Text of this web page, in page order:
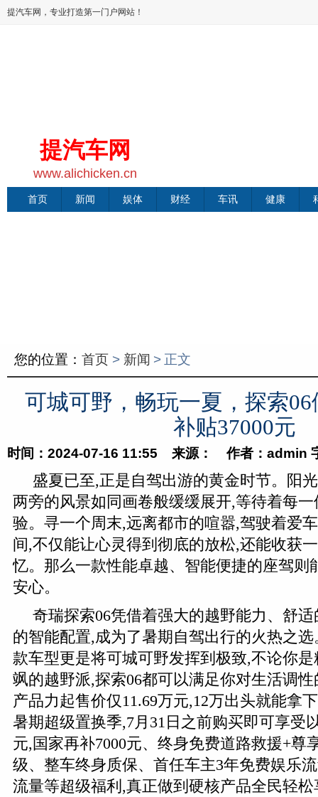
提汽车网，专业打造第一门户网站！
提汽车网
www.alichicken.cn
首页 新闻 娱体 财经 车讯 健康
您的位置： 首页 > 新闻 > 正文
可城可野，畅玩一夏，探索
补贴37000元
时间：2024-07-16 11:55 来源： 作者：admin
盛夏已至,正是自驾出游的黄金时节。阳
两旁的风景如同画卷般缓缓展开,等待着每
验。寻一个周末,远离都市的喧嚣,驾驶着爱
间,不仅能让心灵得到彻底的放松,还能收获
忆。那么一款性能卓越、智能便捷的座驾则
安心。
奇瑞探索06凭借着强大的越野能力、舒
的智能配置,成为了暑期自驾出行的火热之
款车型更是将可城可野发挥到极致,不论你
飒的越野派,探索06都可以满足你对生活调
产品力起售价仅11.69万元,12万出头就能拿
暑期超级置换季,7月31日之前购买即可享受
元,国家再补7000元、终身免费道路救援+尊
级、整车终身质保、首任车主3年免费娱乐
流量等超级福利,真正做到硬核产品全民轻松